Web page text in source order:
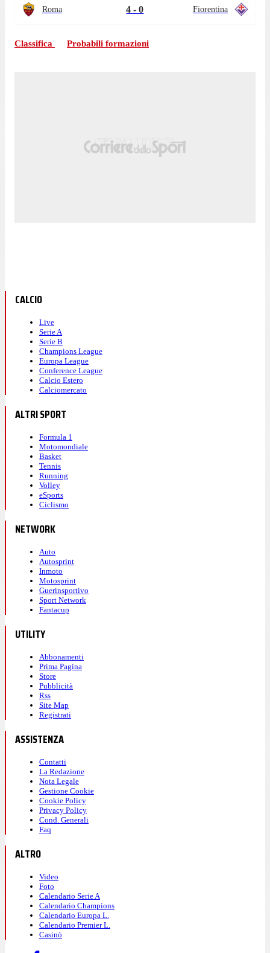
Roma 4 - 0 Fiorentina
Classifica Probabili formazioni
CALCIO
Live
Serie A
Serie B
Champions League
Europa League
Conference League
Calcio Estero
Calciomercato
ALTRI SPORT
Formula 1
Motomondiale
Basket
Tennis
Running
Volley
eSports
Ciclismo
NETWORK
Auto
Autosprint
Inmoto
Motosprint
Guerinsportivo
Sport Network
Fantacup
UTILITY
Abbonamenti
Prima Pagina
Store
Pubblicità
Rss
Site Map
Registrati
ASSISTENZA
Contatti
La Redazione
Nota Legale
Gestione Cookie
Cookie Policy
Privacy Policy
Cond. Generali
Faq
ALTRO
Video
Foto
Calendario Serie A
Calendario Champions
Calendario Europa L.
Calendario Premier L.
Casinò